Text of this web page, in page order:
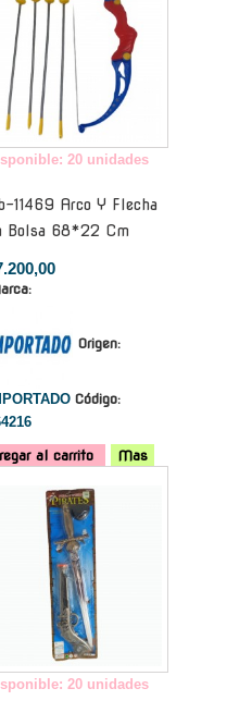
20 unidades
11469 Arco Y Flecha
Bolsa 68*22 Cm
Origen:
Código:
al carrito
Mas
20 unidades